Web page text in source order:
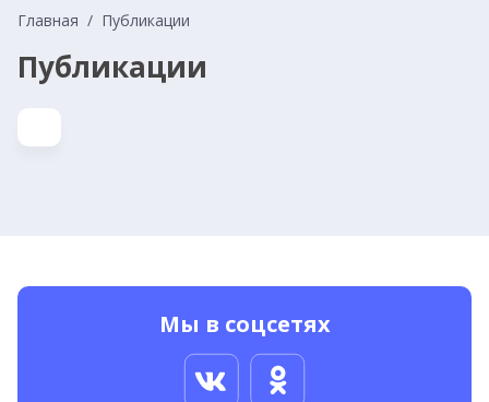
Главная Публикации
Публикации
Мы в соцсетях